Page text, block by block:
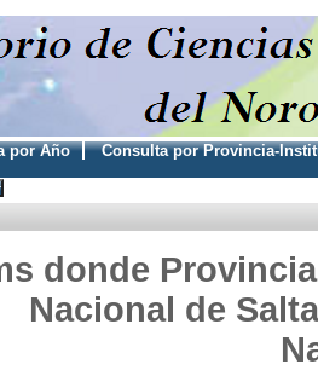
por Año
Consulta por Provincia-
donde
Nacional de